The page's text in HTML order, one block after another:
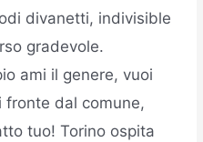
divanetti, indivisible
gradevole.
ami il genere, vuoi
fronte dal comune,
tuo! Torino ospita